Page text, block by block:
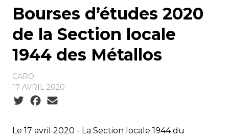
Bourses d’études 2020
de la Section locale
1944 des Métallos
CARO
17 AVRIL 2020
Social share icons
Le 17 avril 2020 - La Section locale 1944 du